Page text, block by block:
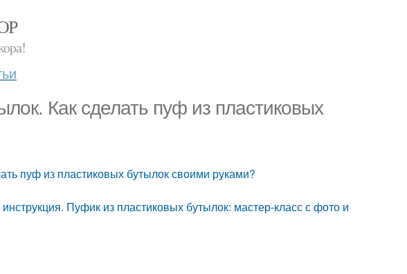
Как сделать пуф из пластиковых
пуф из пластиковых бутылок своими руками?
Пуфик из пластиковых бутылок: мастер-класс с фото и